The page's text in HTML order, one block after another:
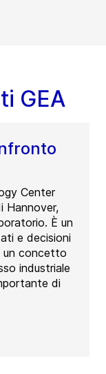
GEA
Center
Hannover,
È un
e decisioni
un concetto
industriale
di